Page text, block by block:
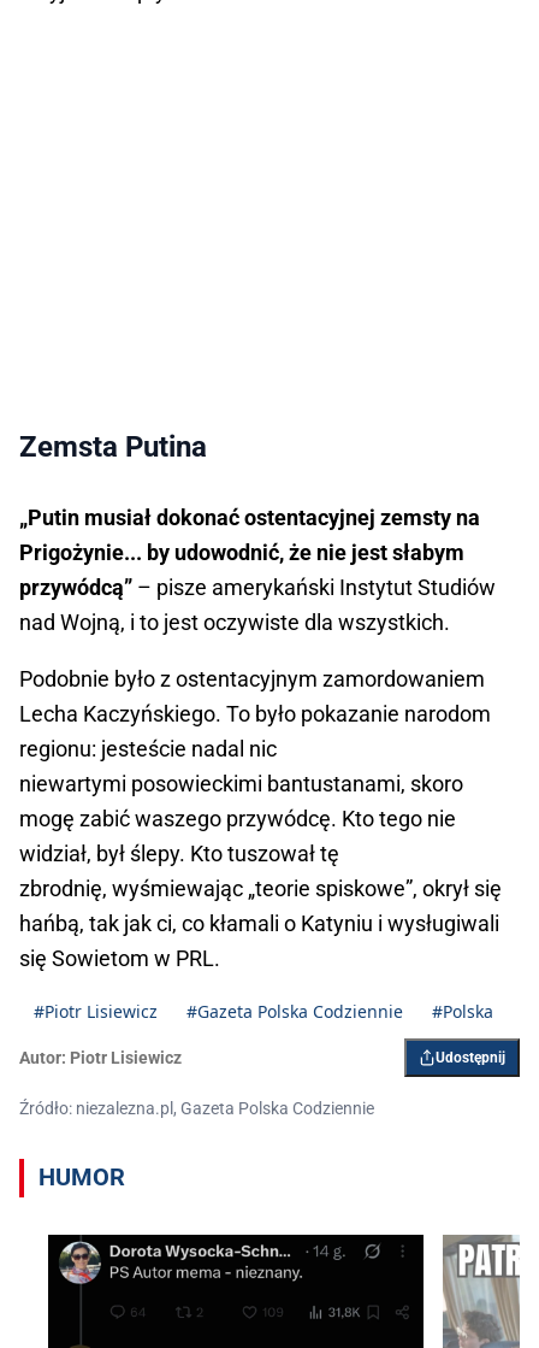
Zemsta Putina
„Putin musiał dokonać ostentacyjnej zemsty na
Prigożynie... by udowodnić, że nie jest słabym
przywódcą” – pisze amerykański Instytut Studiów
nad Wojną, i to jest oczywiste dla wszystkich.
Podobnie było z ostentacyjnym zamordowaniem
Lecha Kaczyńskiego. To było pokazanie narodom
regionu: jesteście nadal nic
niewartymi posowieckimi bantustanami, skoro
mogę zabić waszego przywódcę. Kto tego nie
widział, był ślepy. Kto tuszował tę
zbrodnię, wyśmiewając „teorie spiskowe”, okrył się
hańbą, tak jak ci, co kłamali o Katyniu i wysługiwali
się Sowietom w PRL.
#Piotr Lisiewicz #Gazeta Polska Codziennie #Polska
Autor: Piotr Lisiewicz Udostępnij
Źródło: niezalezna.pl, Gazeta Polska Codziennie
HUMOR